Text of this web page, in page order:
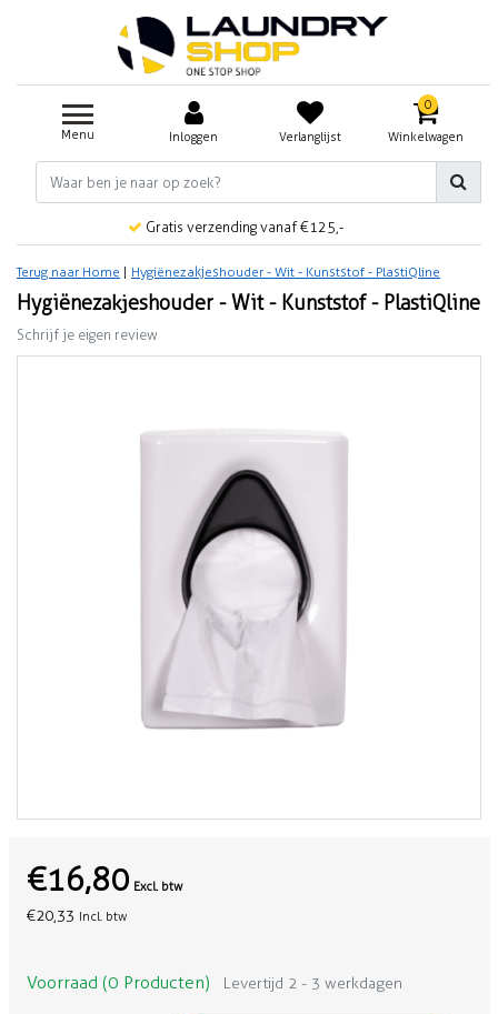
Menu Inloggen Verlanglijst
0
Winkelwagen
Gratis verzending vanaf €125,-
Terug naar Home Hygiënezakjeshouder - Wit - Kunststof - PlastiQline
Hygiënezakjeshouder - Wit - Kunststof - PlastiQline
Schrijf je eigen review
€16,80 Excl. btw
€20,33 Incl. btw
Voorraad (0 Producten) Levertijd 2 - 3 werkdagen